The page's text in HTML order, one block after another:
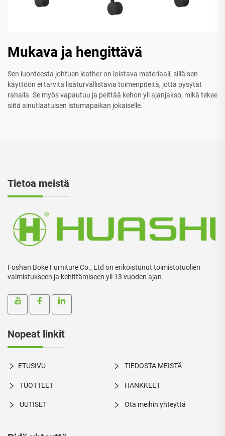
Mukava ja hengittävä
Sen luonteesta johtuen leather on loistava materiaali, sillä sen
käyttöön ei tarvita lisäturvallistavia toimenpiteitä, jotta pysytät
rahalla. Se myös vapautuu ja peittää kehon yli ajanjakso, mikä tekee
siitä ainutlaatuisen istumapaikan jokaiselle.
Tietoa meistä
Foshan Boke Furniture Co., Ltd on erikoistunut toimistotuolien
valmistukseen ja kehittämiseen yli 13 vuoden ajan.
Nopeat linkit
ETUSIVU TIEDOSTA MEISTÄ
TUOTTEET HANKKEET
UUTISET Ota meihin yhteyttä